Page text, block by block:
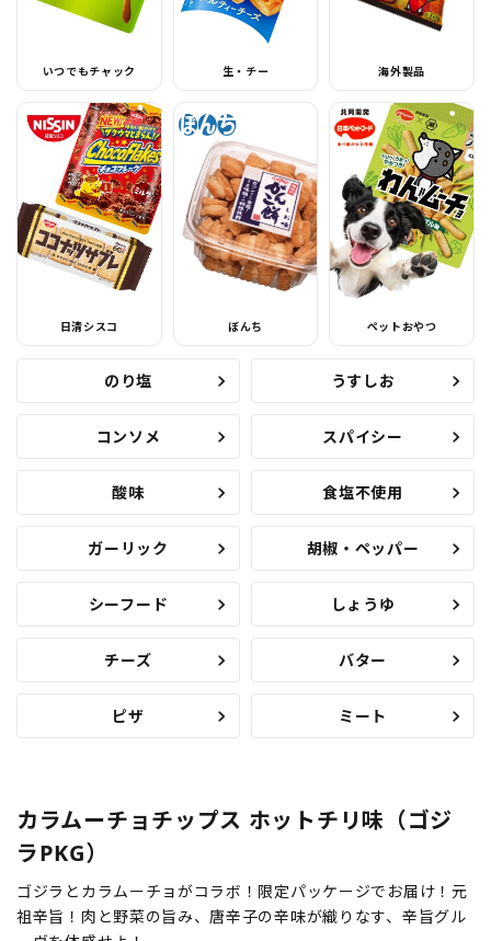
いつでもチャック 生・チー 海外製品
日清シスコ ぼんち ペットおやつ
のり塩 うすしお
コンソメ スパイシー
酸味 食塩不使用
ガーリック 胡椒・ペッパー
シーフード しょうゆ
チーズ バター
ピザ ミート
カラムーチョチップス ホットチリ味（ゴジ
ラPKG）
ゴジラとカラムーチョがコラボ！限定パッケージでお届け！元
祖辛旨！肉と野菜の旨み、唐辛子の辛味が織りなす、辛旨グル